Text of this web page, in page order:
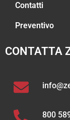
Contatti
Preventivo
CONTATTA
800